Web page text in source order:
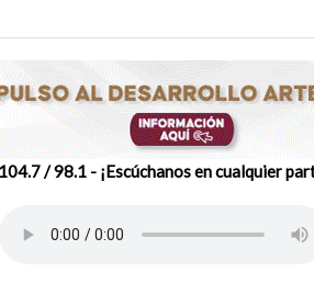
/ 98.1 - ¡Escúchanos en cualquier